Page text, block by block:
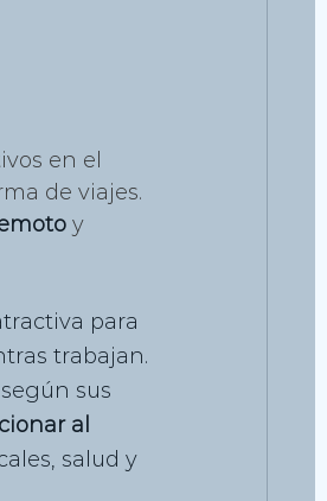
en el
de viajes.
y
para
trabajan.
sus
al
salud y